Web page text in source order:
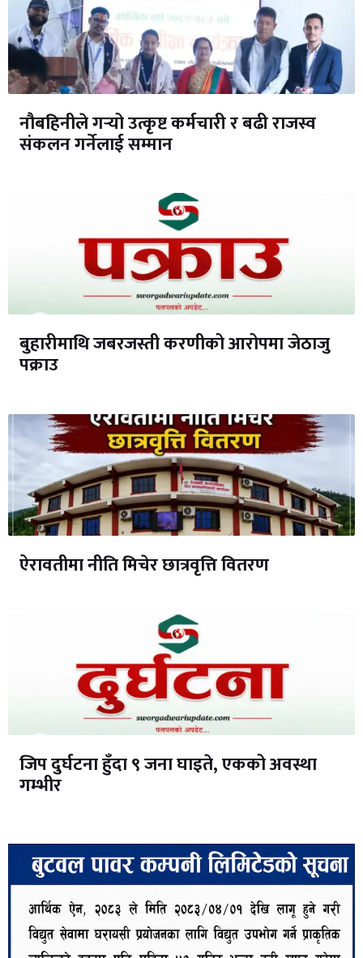
नौबहिनीले गर्‍यो उत्कृष्ट कर्मचारी र बढी राजस्व
संकलन गर्नेलाई सम्मान
बुहारीमाथि जबरजस्ती करणीको आरोपमा जेठाजु
पक्राउ
ऐरावतीमा नीति मिचेर छात्रवृत्ति वितरण
जिप दुर्घटना हुँदा ९ जना घाइते, एकको अवस्था
गम्भीर